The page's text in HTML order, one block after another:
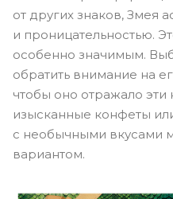
от других знаков, Змея
и проницательностью.
особенно значимым.
обратить внимание на
чтобы оно отражало
изысканные конфеты
с необычными вкусами
вариантом.